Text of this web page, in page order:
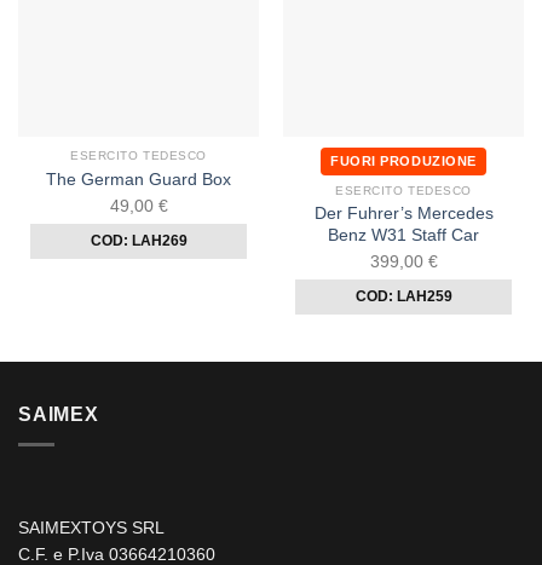
ESERCITO TEDESCO
The German Guard Box
49,00 €
COD: LAH269
FUORI PRODUZIONE
ESERCITO TEDESCO
Der Fuhrer’s Mercedes
Benz W31 Staff Car
399,00 €
COD: LAH259
SAIMEX
SAIMEXTOYS SRL
C.F. e P.Iva 03664210360